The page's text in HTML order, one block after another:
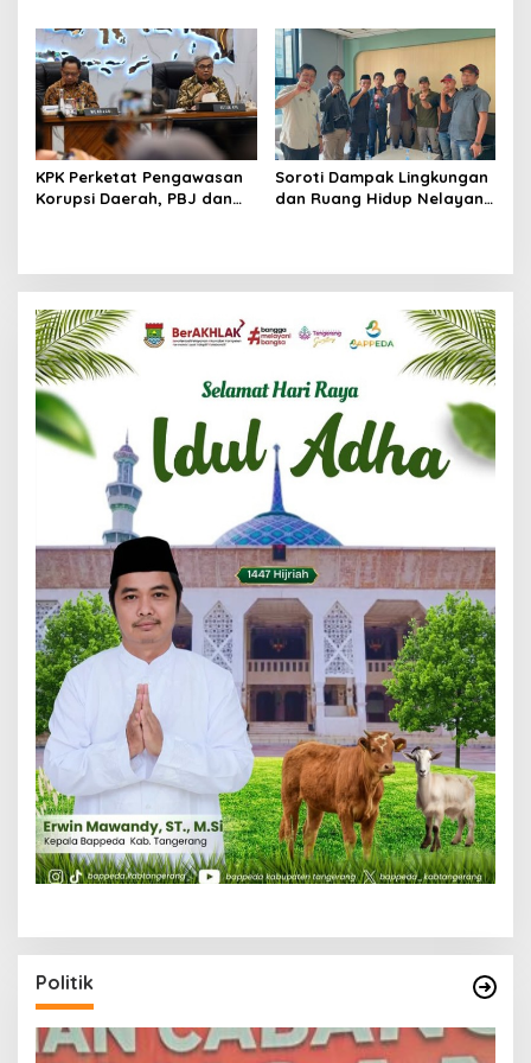
Dugaan Pemerasan
Permanen
KPK Perketat Pengawasan
Korupsi Daerah, PBJ dan
Soroti Dampak Lingkungan
dan Ruang Hidup Nelayan,
Politik